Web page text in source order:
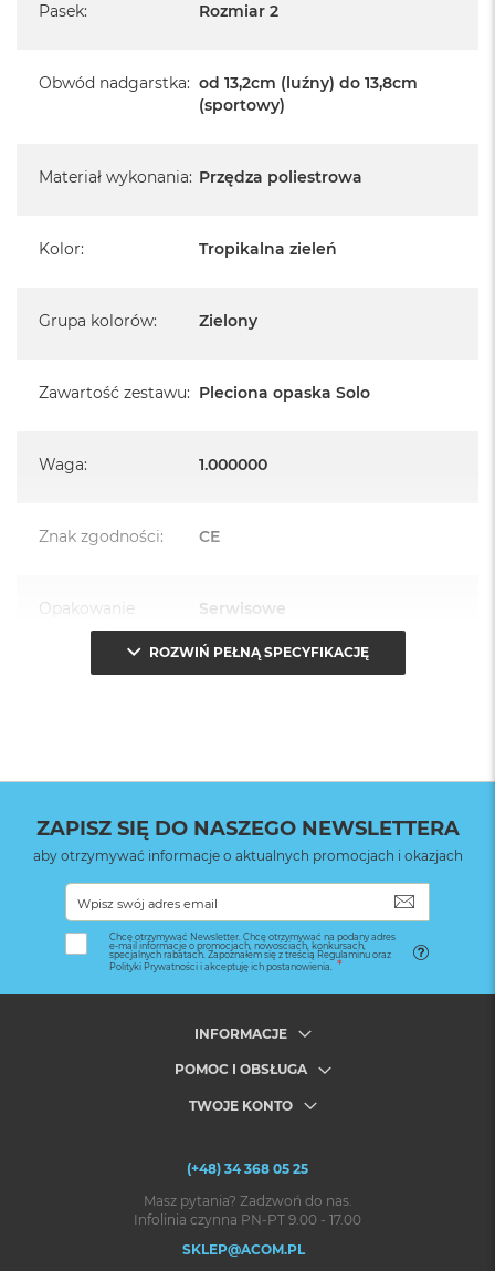
Pasek: Rozmiar 2
Obwód nadgarstka: od 13,2cm (luźny) do 13,8cm
(sportowy)
Materiał wykonania: Przędza poliestrowa
Kolor: Tropikalna zieleń
Grupa kolorów: Zielony
Zawartość zestawu: Pleciona opaska Solo
Waga: 1.000000
Znak zgodności: CE
Opakowanie
(pudełko):
Serwisowe
ROZWIŃ PEŁNĄ SPECYFIKACJĘ
ZAPISZ SIĘ DO NASZEGO NEWSLETTERA
aby otrzymywać informacje o aktualnych promocjach i okazjach
Chcę otrzymywać Newsletter. Chcę otrzymywać na podany adres
e-mail informacje o promocjach, nowościach, konkursach,
specjalnych rabatach. Zapoznałem się z treścią Regulaminu oraz
Polityki Prywatności i akceptuję ich postanowienia.
INFORMACJE
POMOC I OBSŁUGA
TWOJE KONTO
(+48) 34 368 05 25
Masz pytania? Zadzwoń do nas.
Infolinia czynna PN-PT 9.00 - 17.00
SKLEP@ACOM.PL